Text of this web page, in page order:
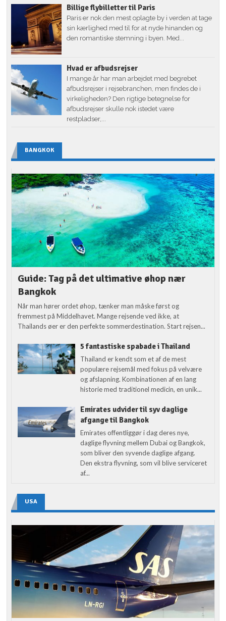
Billige flybilletter til Paris
Paris er nok den mest oplagte by i verden at tage
sin kærlighed med til for at nyde hinanden og
den romantiske stemning i byen. Med...
Hvad er afbudsrejser
I mange år har man arbejdet med begrebet
afbudsrejser i rejsebranchen, men findes de i
virkeligheden? Den rigtige betegnelse for
afbudsrejser skulle nok istedet være
restpladser,...
BANGKOK
Guide: Tag på det ultimative øhop nær
Bangkok
Når man hører ordet øhop, tænker man måske først og
fremmest på Middelhavet. Mange rejsende ved ikke, at
Thailands øer er den perfekte sommerdestination. Start rejsen...
5 fantastiske spabade i Thailand
Thailand er kendt som et af de mest
populære rejsemål med fokus på velvære
og afslapning. Kombinationen af en lang
historie med traditionel medicin, en unik...
Emirates udvider til syv daglige
afgange til Bangkok
Emirates offentliggør i dag deres nye,
daglige flyvning mellem Dubai og Bangkok,
som bliver den syvende daglige afgang.
Den ekstra flyvning, som vil blive serviceret
af...
USA